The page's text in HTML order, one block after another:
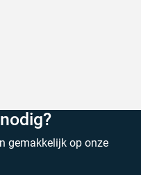
gemakkelijk op onze